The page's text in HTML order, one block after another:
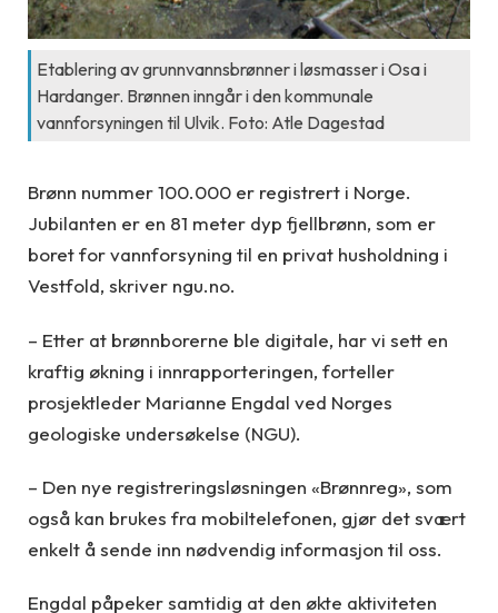
Etablering av grunnvannsbrønner i løsmasser i Osa i
Hardanger. Brønnen inngår i den kommunale
vannforsyningen til Ulvik. Foto: Atle Dagestad
Brønn nummer 100.000 er registrert i Norge.
Jubilanten er en 81 meter dyp fjellbrønn, som er
boret for vannforsyning til en privat husholdning i
Vestfold, skriver ngu.no.
– Etter at brønnborerne ble digitale, har vi sett en
kraftig økning i innrapporteringen, forteller
prosjektleder Marianne Engdal ved Norges
geologiske undersøkelse (NGU).
– Den nye registreringsløsningen «Brønnreg», som
også kan brukes fra mobiltelefonen, gjør det svært
enkelt å sende inn nødvendig informasjon til oss.
Engdal påpeker samtidig at den økte aktiviteten